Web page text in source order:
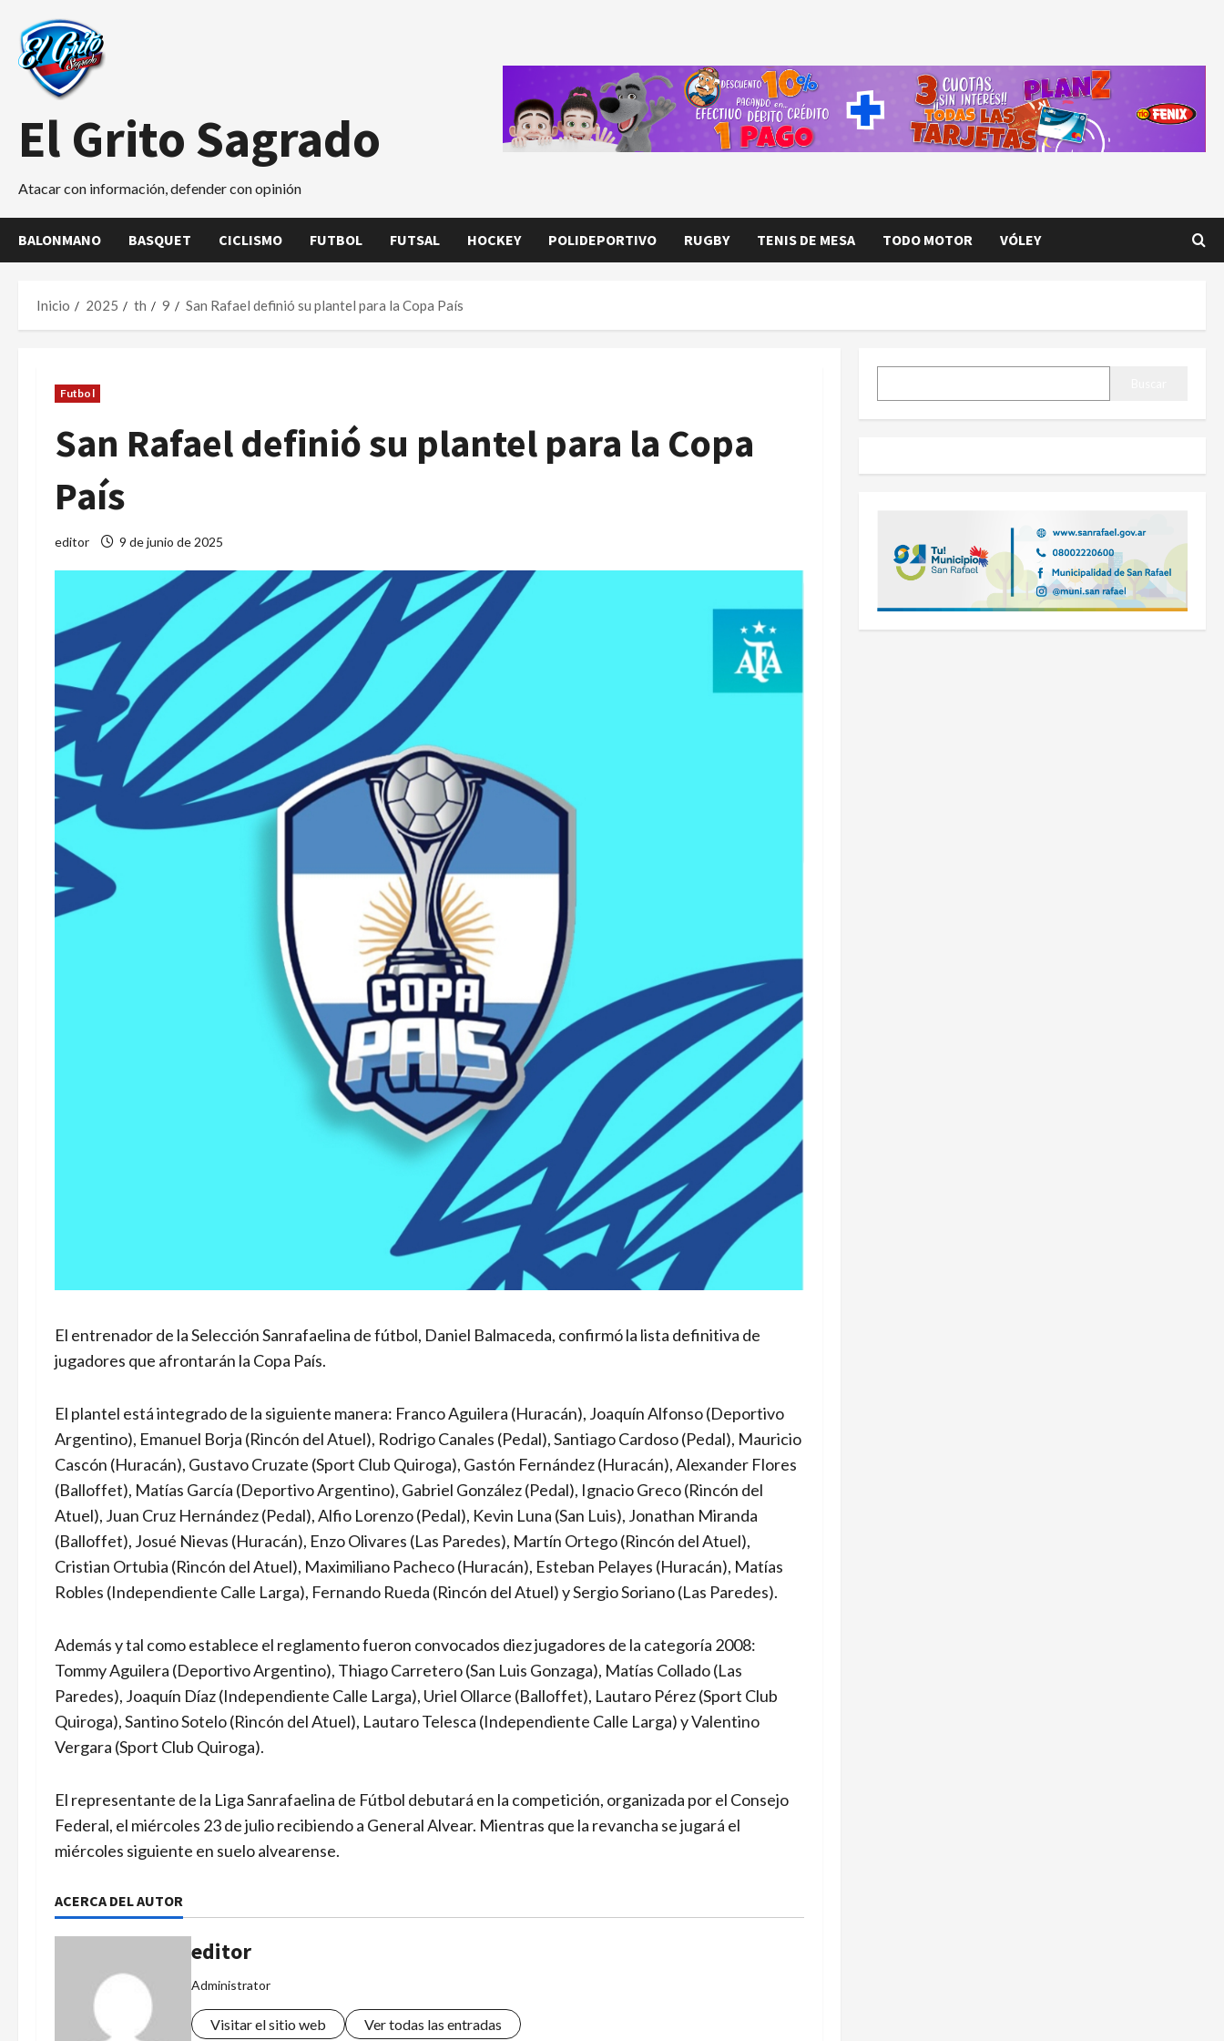
contenido
El Grito Sagrado
Atacar con información, defender con opinión
BALONMANO BASQUET CICLISMO FUTBOL FUTSAL HOCKEY POLIDEPORTIVO RUGBY TENIS DE MESA TODO MOTOR VÓLEY
Inicio 2025 th 9 San Rafael definió su plantel para la Copa País
Futbol
San Rafael definió su plantel para la Copa
País
editor 9 de junio de 2025
El entrenador de la Selección Sanrafaelina de fútbol, Daniel Balmaceda, confirmó la lista definitiva de
jugadores que afrontarán la Copa País.
El plantel está integrado de la siguiente manera: Franco Aguilera (Huracán), Joaquín Alfonso (Deportivo
Argentino), Emanuel Borja (Rincón del Atuel), Rodrigo Canales (Pedal), Santiago Cardoso (Pedal), Mauricio
Cascón (Huracán), Gustavo Cruzate (Sport Club Quiroga), Gastón Fernández (Huracán), Alexander Flores
(Balloffet), Matías García (Deportivo Argentino), Gabriel González (Pedal), Ignacio Greco (Rincón del
Atuel), Juan Cruz Hernández (Pedal), Alfio Lorenzo (Pedal), Kevin Luna (San Luis), Jonathan Miranda
(Balloffet), Josué Nievas (Huracán), Enzo Olivares (Las Paredes), Martín Ortego (Rincón del Atuel),
Cristian Ortubia (Rincón del Atuel), Maximiliano Pacheco (Huracán), Esteban Pelayes (Huracán), Matías
Robles (Independiente Calle Larga), Fernando Rueda (Rincón del Atuel) y Sergio Soriano (Las Paredes).
Además y tal como establece el reglamento fueron convocados diez jugadores de la categoría 2008:
Tommy Aguilera (Deportivo Argentino), Thiago Carretero (San Luis Gonzaga), Matías Collado (Las
Paredes), Joaquín Díaz (Independiente Calle Larga), Uriel Ollarce (Balloffet), Lautaro Pérez (Sport Club
Quiroga), Santino Sotelo (Rincón del Atuel), Lautaro Telesca (Independiente Calle Larga) y Valentino
Vergara (Sport Club Quiroga).
El representante de la Liga Sanrafaelina de Fútbol debutará en la competición, organizada por el Consejo
Federal, el miércoles 23 de julio recibiendo a General Alvear. Mientras que la revancha se jugará el
miércoles siguiente en suelo alvearense.
ACERCA DEL AUTOR
editor
Administrator
Visitar el sitio web Ver todas las entradas